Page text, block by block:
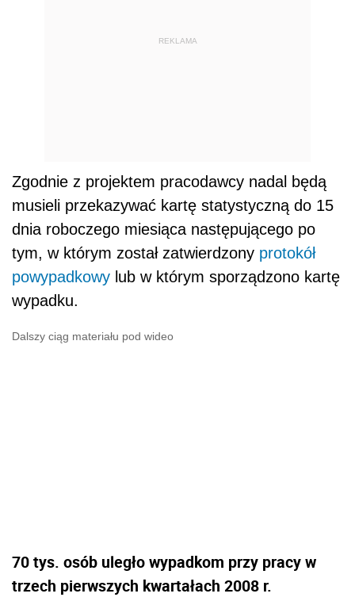
REKLAMA
Zgodnie z projektem pracodawcy nadal będą
musieli przekazywać kartę statystyczną do 15
dnia roboczego miesiąca następującego po
tym, w którym został zatwierdzony protokół
powypadkowy lub w którym sporządzono kartę
wypadku.
Dalszy ciąg materiału pod wideo
70tys. osób uległo wypadkom przy pracy w
trzech pierwszych kwartałach 2008 r.